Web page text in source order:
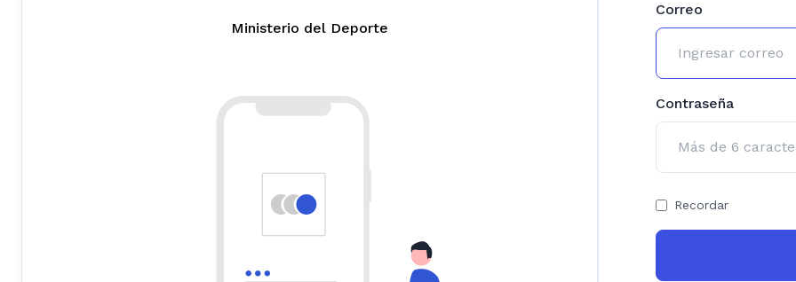
Ministerio del Deporte
Correo
Contraseña
Recordar